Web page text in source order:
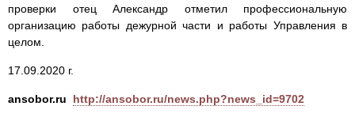
проверки отец Александр отметил профессиональную
организацию работы дежурной части и работы Управления в
целом.
17.09.2020 г.
ansobor.ru http://ansobor.ru/news.php?news_id=9702